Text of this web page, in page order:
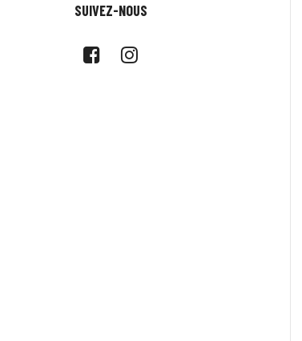
SUIVEZ-NOUS